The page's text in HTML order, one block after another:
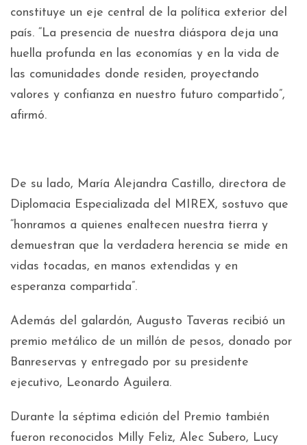
constituye un eje central de la política exterior del
país. “La presencia de nuestra diáspora deja una
huella profunda en las economías y en la vida de
las comunidades donde residen, proyectando
valores y confianza en nuestro futuro compartido”,
afirmó.
De su lado, María Alejandra Castillo, directora de
Diplomacia Especializada del MIREX, sostuvo que
“honramos a quienes enaltecen nuestra tierra y
demuestran que la verdadera herencia se mide en
vidas tocadas, en manos extendidas y en
esperanza compartida”.
Además del galardón, Augusto Taveras recibió un
premio metálico de un millón de pesos, donado por
Banreservas y entregado por su presidente
ejecutivo, Leonardo Aguilera.
Durante la séptima edición del Premio también
fueron reconocidos Milly Feliz, Alec Subero, Lucy